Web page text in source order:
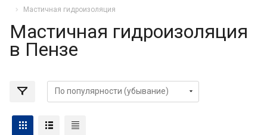
Мастичная гидроизоляция
Мастичная гидроизоляция
в Пензе